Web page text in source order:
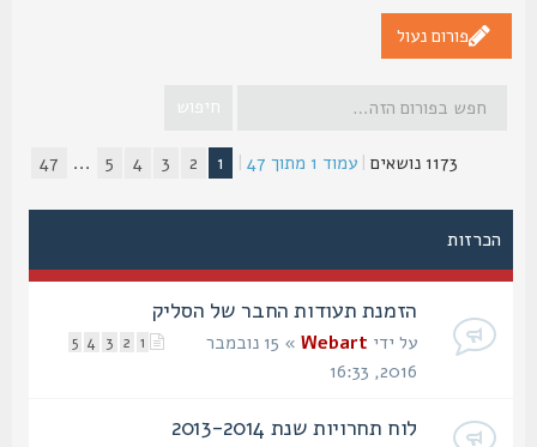
פורום נעול
|עמוד1מתוך47
|
1
5
...
47
הכרזות
הזמנת תעודות החבר של הסליק
2
3
4
5 על ידיWebart
» 15 נובמבר
לוח תחרויות שנת 2013-2014